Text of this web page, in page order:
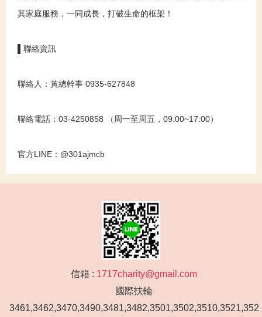
其家庭服務，一同成長，打破生命的框架！
▌聯絡資訊
聯絡人：黃總幹事 0935-627848
聯絡電話：03-4250858 （周一至周五，09:00~17:00）
官方LINE：@301ajmcb
信箱 : 1717charity@gmail.com
國際扶輪
3461,3462,3470,3490,3481,3482,3501,3502,3510,3521,352